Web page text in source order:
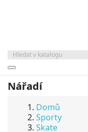
Nářadí
Domů
Sporty
Skate